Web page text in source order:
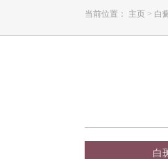
当前位置： 主页 > 白
白